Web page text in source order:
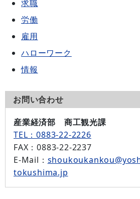
求職
労働
雇用
ハローワーク
情報
お問い合わせ
産業経済部 商工観光課
TEL：0883-22-2226
FAX ：0883-22-2237
E-Mail ：
tokushima.jp